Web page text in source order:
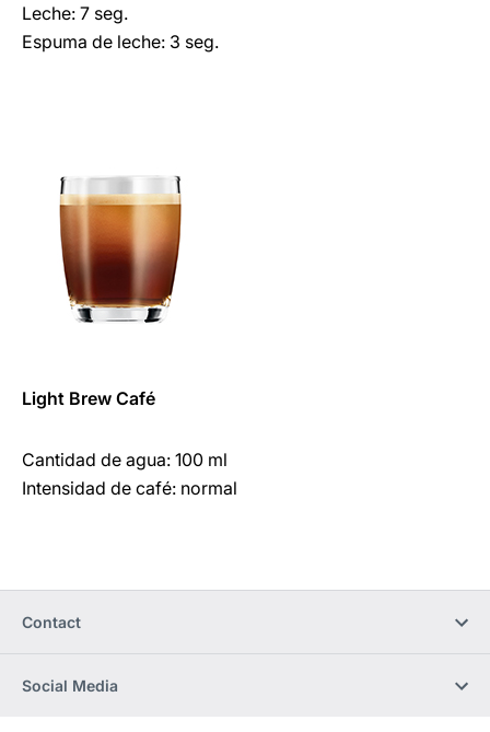
Leche: 7 seg.
Espuma de leche: 3 seg.
Light Brew Café
Cantidad de agua: 100 ml
Intensidad de café: normal
Contact
Social Media